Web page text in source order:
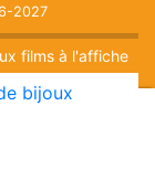
2027
films à l'affiche